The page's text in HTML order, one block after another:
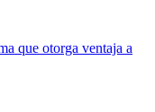
que otorga ventaja a